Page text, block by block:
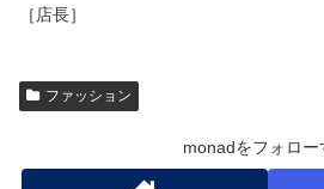
［店長］
ファッション
monadをフォロー